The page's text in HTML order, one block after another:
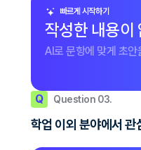
빠르게 시작하기
작성한 내용이
AI로 문항에 맞게 초안
Q Question 03.
학업 이외 분야에서 관